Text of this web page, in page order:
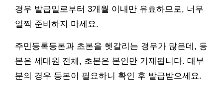
경우 발급일로부터 3개월 이내만 유효하므로, 너무
일찍 준비하지 마세요.
주민등록등본과 초본을 헷갈리는 경우가 많은데, 등
본은 세대원 전체, 초본은 본인만 기재됩니다. 대부
분의 경우 등본이 필요하니 확인 후 발급받으세요.